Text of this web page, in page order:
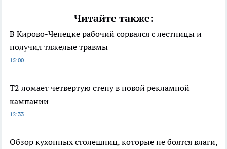
Читайте также:
В Кирово-Чепецке рабочий сорвался с лестницы и
получил тяжелые травмы
15:00
Т2 ломает четвертую стену в новой рекламной
кампании
12:33
Обзор кухонных столешниц, которые не боятся влаги,